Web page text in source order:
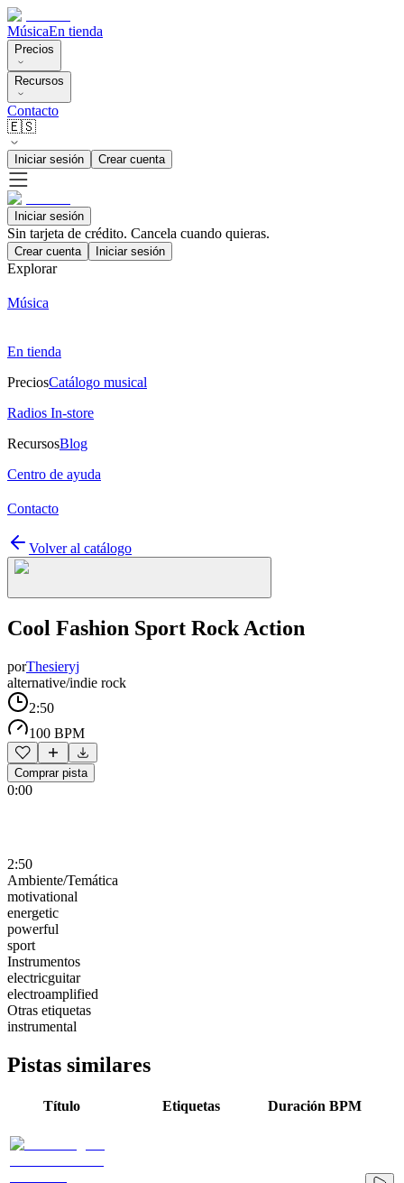
MúsicaEn tienda
Precios
Recursos
Contacto
🇪🇸
Iniciar sesión Crear cuenta
Iniciar sesión
Sin tarjeta de crédito. Cancela cuando quieras.
Crear cuenta Iniciar sesión
Explorar
Música
En tienda
PreciosCatálogo musical
Radios In-store
RecursosBlog
Centro de ayuda
Contacto
Volver al catálogo
Cool Fashion Sport Rock Action
porThesieryj
alternative/indie rock
2:50
100 BPM
Comprar pista
0:00
2:50
Ambiente/Temática
motivational
energetic
powerful
sport
Instrumentos
electricguitar
electroamplified
Otras etiquetas
instrumental
Pistas similares
Título Etiquetas Duración BPM